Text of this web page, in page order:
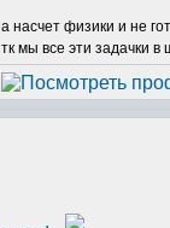
а насчет физики и не
тк мы все эти задачки